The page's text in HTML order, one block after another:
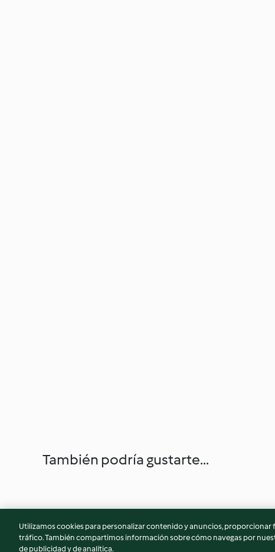
También podría gustarte...
Utilizamos cookies para personalizar contenido y anuncios, proporcionar
tráfico. También compartimos información sobre cómo navegas por
de publicidad y de analítica.